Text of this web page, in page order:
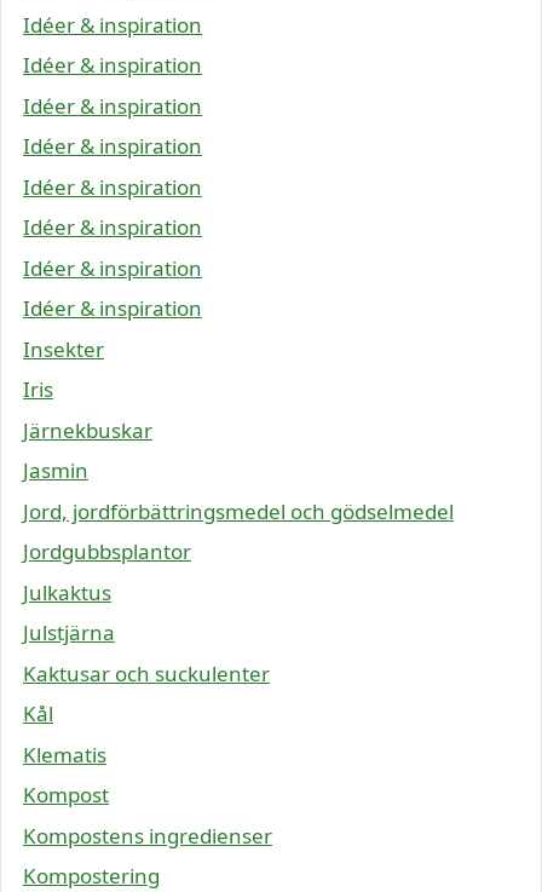
Idéer & inspiration
Idéer & inspiration
Idéer & inspiration
Idéer & inspiration
Idéer & inspiration
Idéer & inspiration
Idéer & inspiration
Idéer & inspiration
Insekter
Iris
Järnekbuskar
Jasmin
Jord, jordförbättringsmedel och gödselmedel
Jordgubbsplantor
Julkaktus
Julstjärna
Kaktusar och suckulenter
Kål
Klematis
Kompost
Kompostens ingredienser
Kompostering